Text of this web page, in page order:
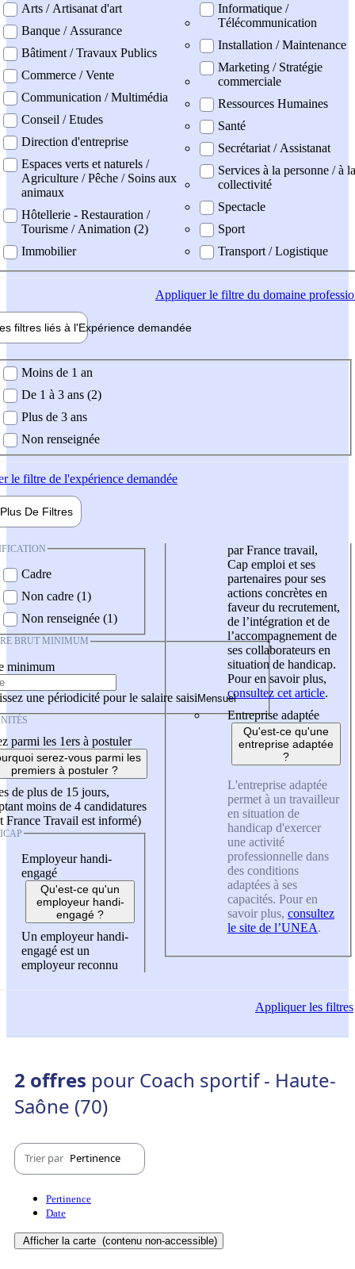
Arts / Artisanat d'art
Banque / Assurance
Bâtiment / Travaux Publics
Commerce / Vente
Communication / Multimédia
Conseil / Etudes
Direction d'entreprise
Espaces verts et naturels /
Agriculture / Pêche / Soins aux
animaux
Hôtellerie - Restauration /
Tourisme / Animation (2)
Immobilier
Informatique /
Télécommunication
Installation / Maintenance
Marketing / Stratégie
commerciale
Ressources Humaines
Santé
Secrétariat / Assistanat
Services à la personne / à la
collectivité
Spectacle
Sport
Transport / Logistique
Appliquerle filtre du domaine
filtres liés à l'Expérience demandée
demandée
Moins de 1 an
De 1 à 3 ans (2)
Plus de 3 ans
Non renseignée
le filtre de l'expérience demandée
Plus De Filtres
Cadre
Non cadre (1)
Non renseignée (1)
BRUT MINIMUM
minimum
une périodicité pour le salaire saisi
parmi les 1ers à postuler
serez-vous parmi les
premiers à postuler ?
de plus de 15 jours,
moins de 4 candidatures
France Travail est informé)
Employeur handi-
engagé
Qu'est-ce qu'un
employeur handi-
engagé ?
Un employeur handi-
engagé est un
employeur reconnu
par France travail,
Cap emploi et ses
partenaires pour ses
actions concrètes en
faveur du recrutement,
de l’intégration et de
l’accompagnement de
ses collaborateurs en
situation de handicap.
Pour en savoir plus,
consultez cet article.
Entreprise adaptée
Qu'est-ce qu'une
entreprise adaptée
?
L'entreprise adaptée
permet à un travailleur
en situation de
handicap d'exercer
une activité
professionnelle dans
des conditions
adaptées à ses
capacités. Pour en
savoir plus, consultez
le site de l’UNEA.
Appliquerles filtres
2 offres pour Coach sportif - Haute-
Saône (70)
Trier par Pertinence
Pertinence
Date
Afficher la carte (contenu non-accessible)